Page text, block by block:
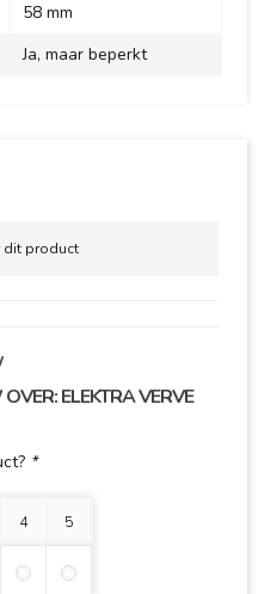
58 mm
Ja, maar beperkt
dit product
OVER:ELEKTRA VERVE
*
4 sterren5 sterren